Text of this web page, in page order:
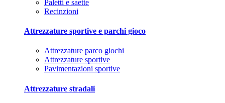
Paletti e saette
Recinzioni
Attrezzature sportive e parchi gioco
Attrezzature parco giochi
Attrezzature sportive
Pavimentazioni sportive
Attrezzature stradali